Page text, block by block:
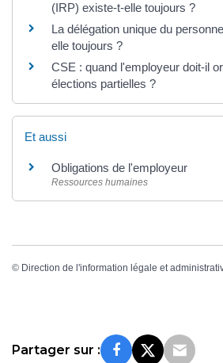
(IRP) existe-t-elle toujours ?
La délégation unique du
elle toujours ?
CSE : quand l'employeur doit-il
élections partielles ?
Et aussi
Obligations de l'employeur
Ressources humaines
© Direction de l'information légale et
Partager sur :